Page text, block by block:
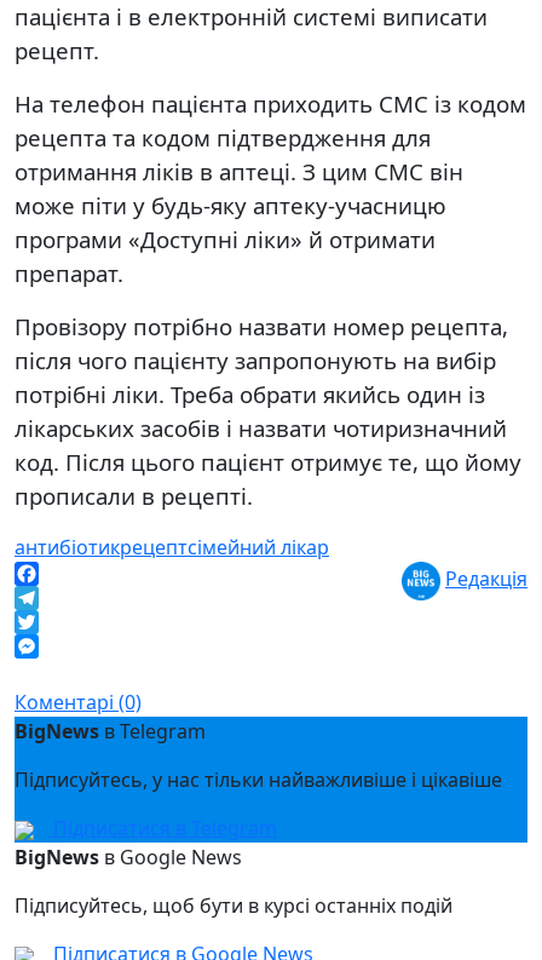
пацієнта і в електронній системі виписати
рецепт.
На телефон пацієнта приходить СМС із кодом
рецепта та кодом підтвердження для
отримання ліків в аптеці. З цим СМС він
може піти у будь-яку аптеку-учасницю
програми «Доступні ліки» й отримати
препарат.
Провізору потрібно назвати номер рецепта,
після чого пацієнту запропонують на вибір
потрібні ліки. Треба обрати якийсь один із
лікарських засобів і назвати чотиризначний
код. Після цього пацієнт отримує те, що йому
прописали в рецепті.
антибіотикрецептсімейний лікар
Facebook
Telegram
Twitter
Редакція
Коментарі (0)
BigNews в Telegram
Підписуйтесь, у нас тільки найважливіше і цікавіше
Підписатися в Telegram
BigNews в Google News
Підписуйтесь, щоб бути в курсі останніх подій
Підписатися в Google News